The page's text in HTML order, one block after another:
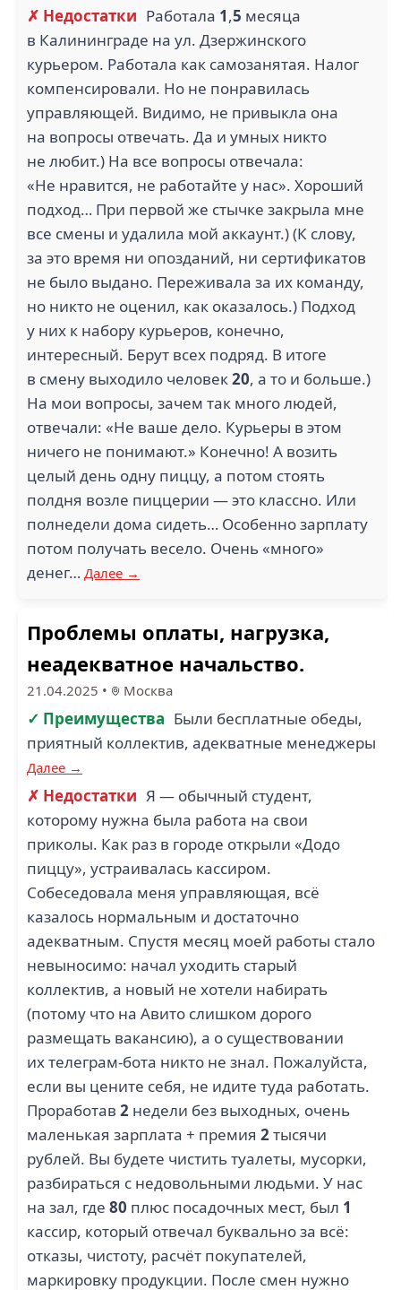
✗ Недостатки Работала 1,5 месяца
в Калининграде на ул. Дзержинского
курьером. Работала как самозанятая. Налог
компенсировали. Но не понравилась
управляющей. Видимо, не привыкла она
на вопросы отвечать. Да и умных никто
не любит.) На все вопросы отвечала:
«Не нравится, не работайте у нас». Хороший
подход… При первой же стычке закрыла мне
все смены и удалила мой аккаунт.) (К слову,
за это время ни опозданий, ни сертификатов
не было выдано. Переживала за их команду,
но никто не оценил, как оказалось.) Подход
у них к набору курьеров, конечно,
интересный. Берут всех подряд. В итоге
в смену выходило человек20, а то и больше.)
На мои вопросы, зачем так много людей,
отвечали: «Не ваше дело. Курьеры в этом
ничего не понимают.» Конечно! А возить
целый день одну пиццу, а потом стоять
полдня возле пиццерии — это классно. Или
полнедели дома сидеть… Особенно зарплату
потом получать весело. Очень «много»
денег… Далее →
Проблемы оплаты, нагрузка,
неадекватное начальство.
21.04.2025 • Москва
✓ Преимущества Были бесплатные обеды,
приятный коллектив, адекватные менеджеры
Далее →
✗ Недостатки Я — обычный студент,
которому нужна была работа на свои
приколы. Как раз в городе открыли «Додо
пиццу», устраивалась кассиром.
Собеседовала меня управляющая, всё
казалось нормальным и достаточно
адекватным. Спустя месяц моей работы стало
невыносимо: начал уходить старый
коллектив, а новый не хотели набирать
(потому что на Авито слишком дорого
размещать вакансию), а о существовании
их телеграм-бота никто не знал. Пожалуйста,
если вы цените себя, не идите туда работать.
Проработав 2 недели без выходных, очень
маленькая зарплата + премия 2тысячи
рублей. Вы будете чистить туалеты, мусорки,
разбираться с недовольными людьми. У нас
на зал, где 80 плюс посадочных мест, был 1
кассир, который отвечал буквально за всё:
отказы, чистоту, расчёт покупателей,
маркировку продукции. После смен нужно